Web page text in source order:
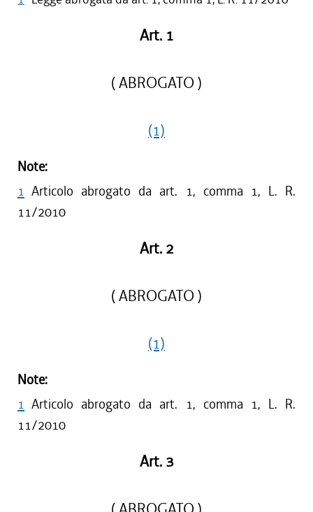
Art. 1
( ABROGATO )
(1)
Note:
1 Articolo abrogato da art. 1, comma 1, L. R.
11/2010
Art. 2
( ABROGATO )
(1)
Note:
1 Articolo abrogato da art. 1, comma 1, L. R.
11/2010
Art. 3